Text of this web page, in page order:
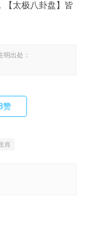
【太极八卦盘】皆
出处：
赞
肖